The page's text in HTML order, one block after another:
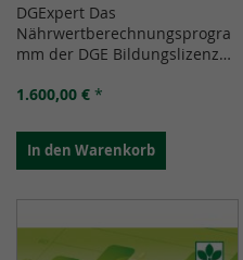
DGExpert Das
Nährwertberechnungsprogra
mm der DGE Bildungslizenz
Version 2.0
1.600,00 € *
In den Warenkorb